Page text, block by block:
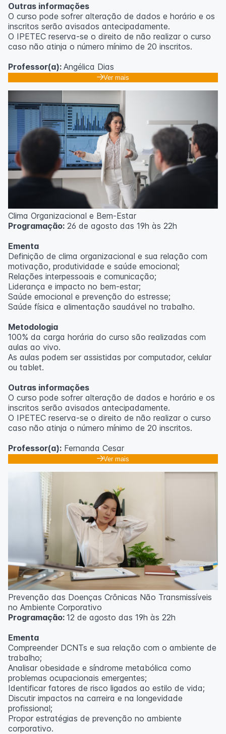
Outras informações
O curso pode sofrer alteração de dados e horário e os
inscritos serão avisados ​​antecipadamente.
O IPETEC reserva-se o direito de não realizar o curso
caso não atinja o número mínimo de 20 inscritos.
Professor(a): Angélica Dias
Ver mais
Clima Organizacional e Bem-Estar
Programação: 26 de agosto das 19h às 22h
Ementa
Definição de clima organizacional e sua relação com
motivação, produtividade e saúde emocional;
Relações interpessoais e comunicação;
Liderança e impacto no bem-estar;
Saúde emocional e prevenção do estresse;
Saúde física e alimentação saudável no trabalho.
Metodologia
100% da carga horária do curso são realizadas com
aulas ao vivo.
As aulas podem ser assistidas por computador, celular
ou tablet.
Outras informações
O curso pode sofrer alteração de dados e horário e os
inscritos serão avisados ​​antecipadamente.
O IPETEC reserva-se o direito de não realizar o curso
caso não atinja o número mínimo de 20 inscritos.
Professor(a): Fernanda Cesar
Ver mais
Prevenção das Doenças Crônicas Não Transmissíveis
no Ambiente Corporativo
Programação: 12 de agosto das 19h às 22h
Ementa
Compreender DCNTs e sua relação com o ambiente de
trabalho;
Analisar obesidade e síndrome metabólica como
problemas ocupacionais emergentes;
Identificar fatores de risco ligados ao estilo de vida;
Discutir impactos na carreira e na longevidade
profissional;
Propor estratégias de prevenção no ambiente
corporativo.